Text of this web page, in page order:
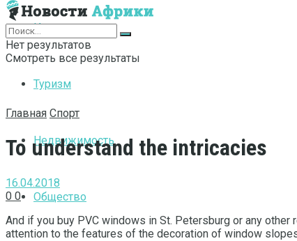
Интернет
Туризм
Недвижимость
Общество
Нет результатов
Смотреть все результаты
Главная Спорт
To understand the intricacies
16.04.2018
0 0
And if you buy PVC windows in St. Petersburg or any other
attention to the features of the decoration of window